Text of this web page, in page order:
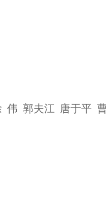
郭夫江 唐于平